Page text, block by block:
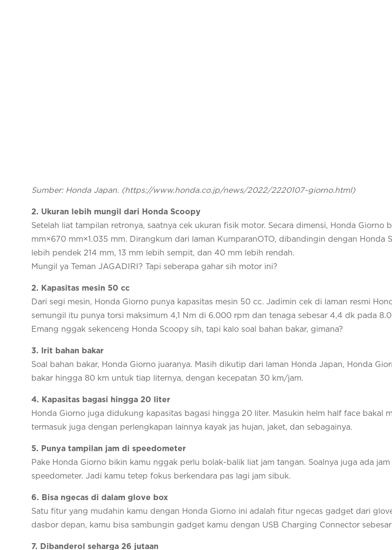
Sumber: Honda Japan. (https://www.honda.co.jp/news/2022/2220107-giorno.html)
2. Ukuran lebih mungil dari Honda Scoopy
Setelah liat tampilan retronya, saatnya cek ukuran fisik motor. Secara dimensi, Honda Giorno
mm×670 mm×1.035 mm. Dirangkum dari laman KumparanOTO, dibandingin dengan Honda
lebih pendek 214 mm, 13 mm lebih sempit, dan 40 mm lebih rendah.
Mungil ya Teman JAGADIRI? Tapi seberapa gahar sih motor ini?
2. Kapasitas mesin 50 cc
Dari segi mesin, Honda Giorno punya kapasitas mesin 50 cc. Jadimin cek di laman resmi
semungil itu punya torsi maksimum 4,1 Nm di 6.000 rpm dan tenaga sebesar 4,4 dk pada
Emang nggak sekenceng Honda Scoopy sih, tapi kalo soal bahan bakar, gimana?
3. Irit bahan bakar
Soal bahan bakar, Honda Giorno juaranya. Masih dikutip dari laman Honda Japan, Honda
bakar hingga 80 km untuk tiap liternya, dengan kecepatan 30 km/jam.
4. Kapasitas bagasi hingga 20 liter
Honda Giorno juga didukung kapasitas bagasi hingga 20 liter. Masukin helm half face bakal
termasuk juga dengan perlengkapan lainnya kayak jas hujan, jaket, dan sebagainya.
5. Punya tampilan jam di speedometer
Pake Honda Giorno bikin kamu nggak perlu bolak-balik liat jam tangan. Soalnya juga ada
speedometer. Jadi kamu tetep fokus berkendara pas lagi jam sibuk.
6. Bisa ngecas di dalam glove box
Satu fitur yang mudahin kamu dengan Honda Giorno ini adalah fitur ngecas gadget dari
dasbor depan, kamu bisa sambungin gadget kamu dengan USB Charging Connector sebesar
7. Dibanderol seharga 26 jutaan